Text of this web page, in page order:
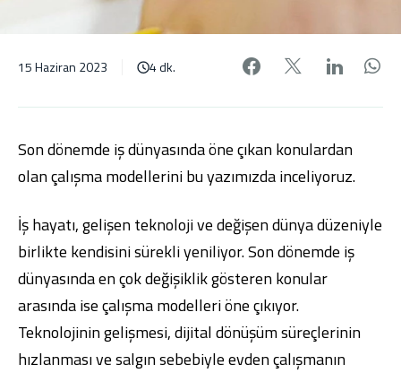
15 Haziran 2023 4 dk. Facebook'da
X'de
Son dönemde iş dünyasında öne çıkan konulardan
olan çalışma modellerini bu yazımızda inceliyoruz.
İş hayatı, gelişen teknoloji ve değişen dünya düzeniyle
birlikte kendisini sürekli yeniliyor. Son dönemde iş
dünyasında en çok değişiklik gösteren konular
arasında ise çalışma modelleri öne çıkıyor.
Teknolojinin gelişmesi, dijital dönüşüm süreçlerinin
hızlanması ve salgın sebebiyle evden çalışmanın